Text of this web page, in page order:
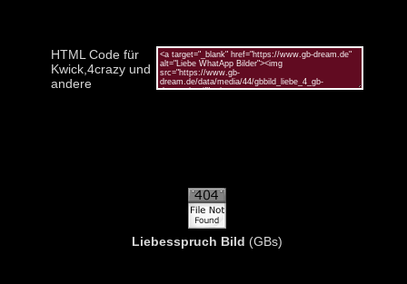
HTML Code für
Kwick,4crazy und
andere
Liebesspruch Bild (GBs)